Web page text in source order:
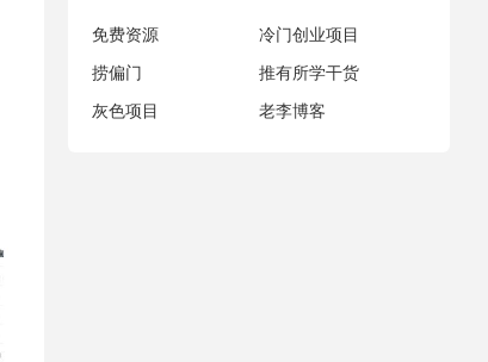
免费资源
冷门创业项目
捞偏门
推有所学干货
灰色项目
老李博客